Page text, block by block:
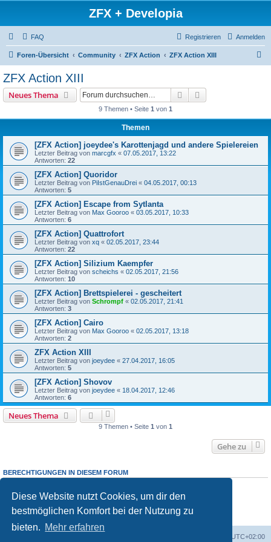
Diese Website nutzt Cookies, um dir den
bestmöglichen Komfort bei der Nutzung zu
bieten. Mehr erfahren
ZFX + Developia
FAQ Anmelden
Registrieren
Foren-Übersicht Community ZFX Action ZFX Action XIII
ZFX Action XIII
Neues Thema Suche
9 Themen • Seite 1 von 1
Themen
[ZFX Action] joeydee's Karottenjagd und andere Spielereien
Letzter Beitrag von marcgfx « 07.05.2017, 13:22
Antworten: 22
[ZFX Action] Quoridor
Letzter Beitrag von PiIstGenauDrei « 04.05.2017, 00:13
Antworten: 5
[ZFX Action] Escape from Sytlanta
Letzter Beitrag von Max Gooroo « 03.05.2017, 10:33
Antworten: 6
[ZFX Action] Quattrofort
Letzter Beitrag von xq « 02.05.2017, 23:44
Antworten: 22
[ZFX Action] Silizium Kaempfer
Letzter Beitrag von scheichs « 02.05.2017, 21:56
Antworten: 10
[ZFX Action] Brettspielerei - gescheitert
Letzter Beitrag von Schrompf « 02.05.2017, 21:41
Antworten: 3
[ZFX Action] Cairo
Letzter Beitrag von Max Gooroo « 02.05.2017, 13:18
Antworten: 2
ZFX Action XIII
Letzter Beitrag von joeydee « 27.04.2017, 16:05
Antworten: 5
[ZFX Action] Shovov
Letzter Beitrag von joeydee « 18.04.2017, 12:46
Antworten: 6
Neues Thema
9 Themen • Seite 1 von 1
Gehe zu
BERECHTIGUNGEN IN DIESEM FORUM
Du darfst
keine Antworten zu Themen in diesem Forum erstellen.
Du darfst deine Beiträge in diesem Forumnichtändern.
Du darfst deine Beiträge in diesem Forum nicht löschen.
keine
UTC+02:00